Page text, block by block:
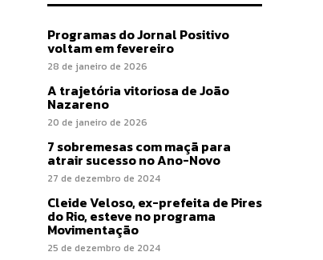
Programas do Jornal Positivo
voltam em fevereiro
28 de janeiro de 2026
A trajetória vitoriosa de João
Nazareno
20 de janeiro de 2026
7 sobremesas com maçã para
atrair sucesso no Ano-Novo
27 de dezembro de 2024
Cleide Veloso, ex-prefeita de Pires
do Rio, esteve no programa
Movimentação
25 de dezembro de 2024